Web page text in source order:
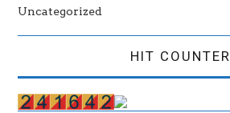
Uncategorized
HIT COUNTER